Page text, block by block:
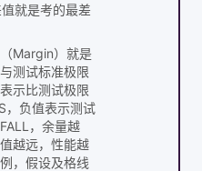
就是考的最差
Margin）就是
测试标准极限
示比测试极限
，负值表示测试
，余量越
越远，性能越
，假设及格线